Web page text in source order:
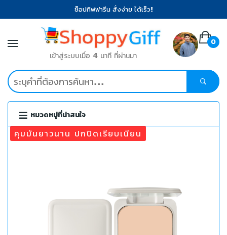
ช็อปกิฟฟารีน สั่งง่าย ได้เร็ว!
เข้าสู่ระบบเมื่อ 4 นาที ที่ผ่านมา
0
หมวดหมู่ที่น่าสนใจ
คุมมันยาวนาน ปกปิดเรียบเนียน